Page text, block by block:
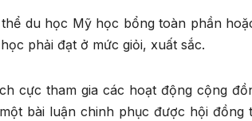
du học Mỹ học bổng toàn phần
phải đạt ở mức giỏi, xuất sắc.
cực tham gia các hoạt động cộng
bài luận chinh phục được hội đồng